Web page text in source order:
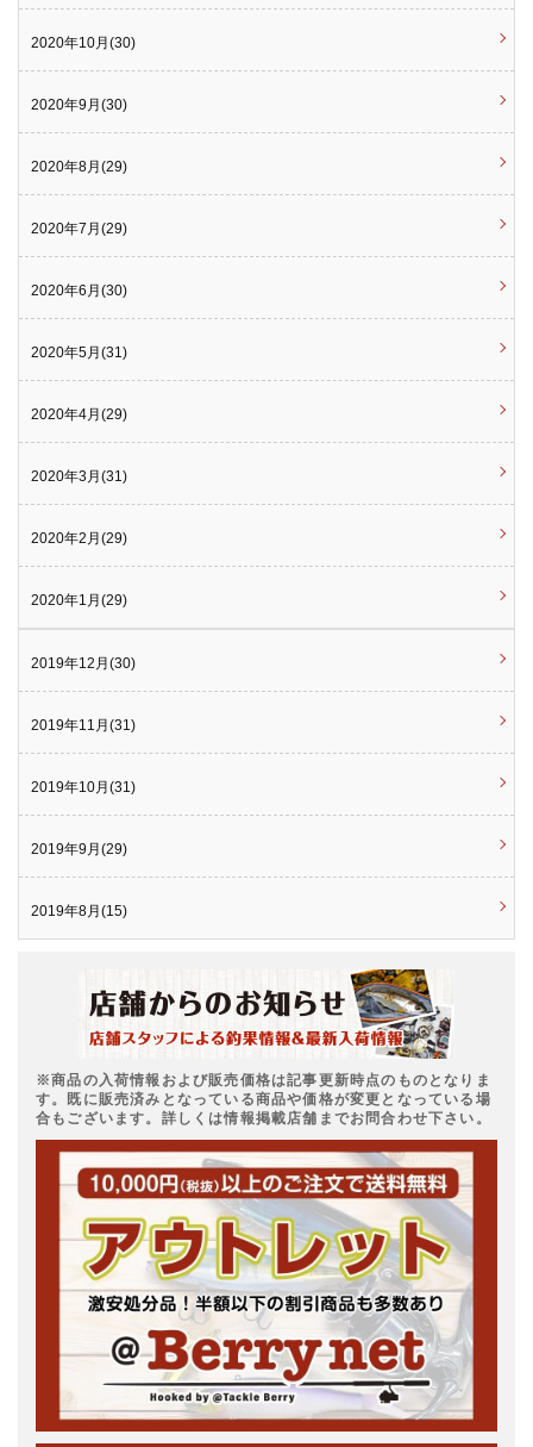
2020年10月(30)
2020年9月(30)
2020年8月(29)
2020年7月(29)
2020年6月(30)
2020年5月(31)
2020年4月(29)
2020年3月(31)
2020年2月(29)
2020年1月(29)
2019年12月(30)
2019年11月(31)
2019年10月(31)
2019年9月(29)
2019年8月(15)
※商品の入荷情報および販売価格は記事更新時点のものとなりま
す。既に販売済みとなっている商品や価格が変更となっている場
合もございます。詳しくは情報掲載店舗までお問合わせ下さい。